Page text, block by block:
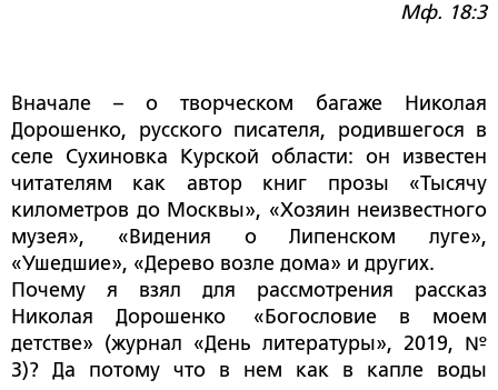
Мф. 18:3
Вначале – о творческом багаже Николая
Дорошенко, русского писателя, родившегося в
селе Сухиновка Курской области: он известен
читателям как автор книг прозы «Тысячу
километров до Москвы», «Хозяин неизвестного
музея», «Видения о Липенском луге»,
«Ушедшие», «Дерево возле дома» и других.
Почему я взял для рассмотрения рассказ
Николая Дорошенко
«Богословие в моем
детстве» (журнал «День литературы», 2019, №
3)? Да потому что в нем как в капле воды